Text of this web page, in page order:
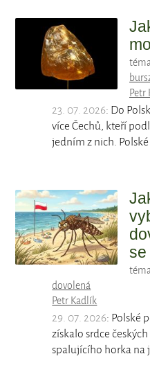
Petr
23. 07. 2026: Do
více Čechů, kteří
jedním z nich.
se
dovolená
Petr Kadlík
29. 07. 2026: Polské
získalo srdce
spalujícího horka na